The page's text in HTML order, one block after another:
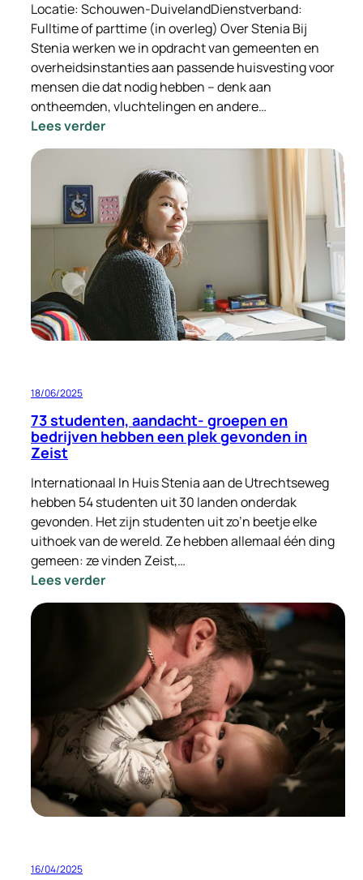
Locatie: Schouwen-DuivelandDienstverband:
Fulltime of parttime (in overleg) Over Stenia Bij
Stenia werken we in opdracht van gemeenten en
overheidsinstanties aan passende huisvesting voor
mensen die dat nodig hebben – denk aan
ontheemden, vluchtelingen en andere…
Lees verder:
-
Wooncoach
Opvanglocaties
Stenia
18/06/2025
73 studenten, aandacht- groepen en
bedrijven hebben een plek gevonden in
Zeist
Internationaal In Huis Stenia aan de Utrechtseweg
hebben 54 studenten uit 30 landen onderdak
gevonden. Het zijn studenten uit zo’n beetje elke
uithoek van de wereld. Ze hebben allemaal één ding
gemeen: ze vinden Zeist,…
Lees verder:
73
studenten,
aandacht-
groepen
bedrijven
hebben
een
plek
gevonden
in
Zeist
16/04/2025